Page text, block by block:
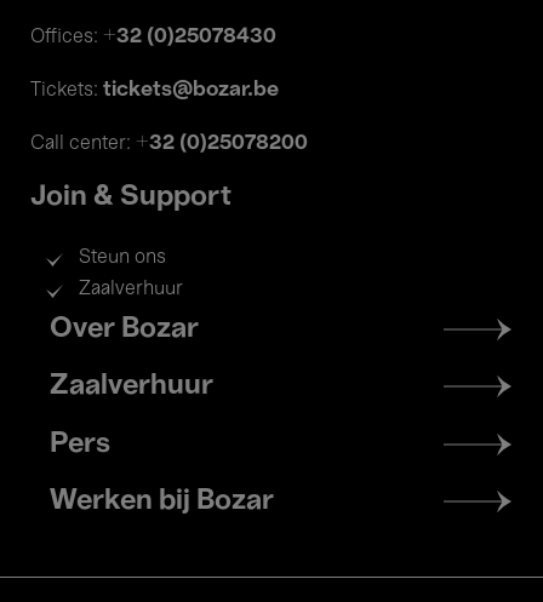
Offices: +32 (0)25078430
Tickets: tickets@bozar.be
Call center: +32 (0)25078200
Join & Support
Steun ons
Zaalverhuur
Footer
menu
Over Bozar
Zaalverhuur
Pers
Werken bij Bozar